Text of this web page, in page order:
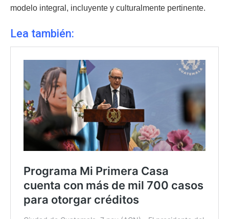
modelo integral, incluyente y culturalmente pertinente.
Lea también: